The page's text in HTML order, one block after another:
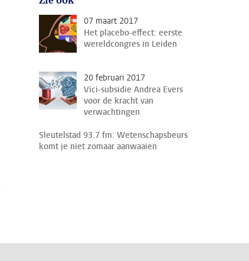
07 maart 2017
Het placebo-effect: eerste
wereldcongres in Leiden
20 februari 2017
Vici-subsidie Andrea Evers
voor de kracht van
verwachtingen
Sleutelstad 93.7 fm: Wetenschapsbeurs
komt je niet zomaar aanwaaien